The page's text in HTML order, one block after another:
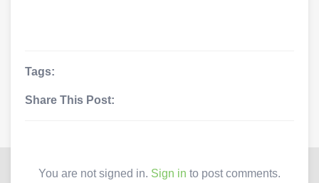
Tags:
Share This Post:
You are not signed in. Sign in to post comments.